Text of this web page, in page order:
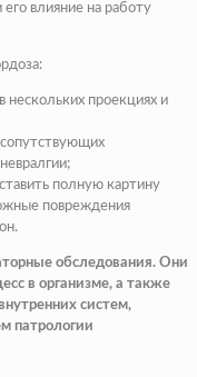
влияние на работу
нескольких проекциях и
полную картину
повреждения
обследования. Они
в организме, а также
систем,
патрологии